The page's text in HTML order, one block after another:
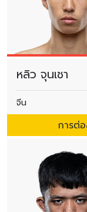
หลิว จุนเชา
จีน
การต่